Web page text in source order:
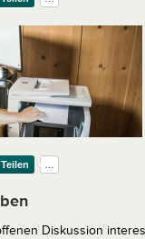
Diskussion